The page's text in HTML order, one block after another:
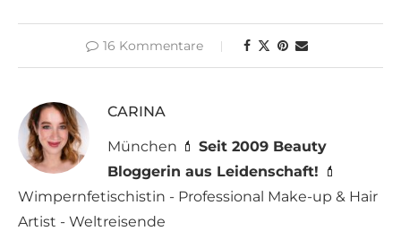
16 Kommentare
CARINA
München 💄 Seit 2009 Beauty
Bloggerin aus Leidenschaft! 💄
Wimpernfetischistin - Professional Make-up & Hair
Artist - Weltreisende